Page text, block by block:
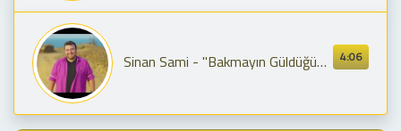
4:06
Sinan Sami - ''Bakmayın Güldüğüme'' (Horon) #spotify #itunes #video #music #trending #klip